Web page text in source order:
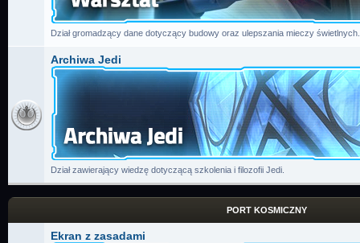
Dział gromadzący dane dotyczący budowy oraz ulepszania mieczy świetlnych.
Archiwa Jedi
Dział zawierający wiedzę dotyczącą szkolenia i filozofii Jedi.
PORT KOSMICZNY
Ekran z zasadami